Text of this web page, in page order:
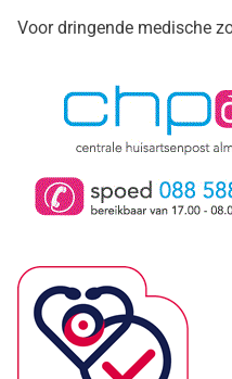
Voor dringende medische